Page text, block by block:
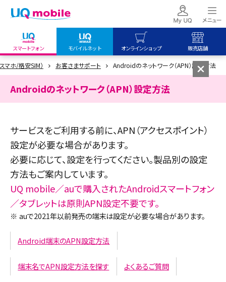
スマートフォン モバイルネット オンラインショップ 販売店舗
my UQ WiMAX
UQ WiMAX ご契約の方
UQ mobile
データチャージサイト
UQ mobile
オンラインショップ
UQ mobile
販売店舗
マホ/格安SIM） お客さまサポート Androidのネットワーク（APN）設定方法
Androidのネットワーク（APN）設定方法
サービスをご利用する前に、APN（アクセスポイント）
設定が必要な場合があります。
必要に応じて、設定を行ってください。製品別の設定
方法もご案内しています。
UQ mobile／auで購入されたAndroidスマートフォン
／タブレットは原則APN設定不要です。
※ auで2021年以前発売の端末は設定が必要な場合があります。
Android端末のAPN設定方法
端末名でAPN設定方法を探す よくあるご質問